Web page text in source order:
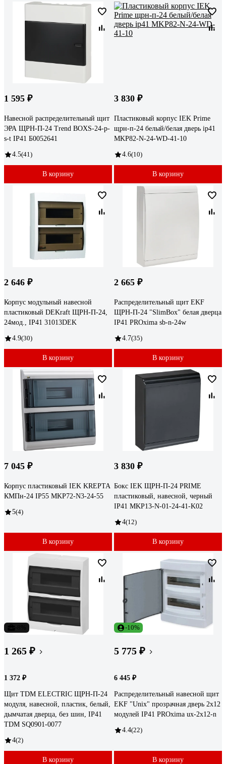
1 595 ₽
Навесной распределительный щит
ЭРА ЩРН-П-24 Trend BOXS-24-p-
s-t IP41 Б0052641
4.5(41)
В корзину
3 830 ₽
Пластиковый корпус IEK Prime
щрн-п-24 белый/белая дверь ip41
MKP82-N-24-WD-41-10
4.6(10)
В корзину
2 646 ₽
Корпус модульный навесной
пластиковый DEKraft ЩРН-П-24,
24мод., IP41 31013DEK
4.9(30)
В корзину
2 665 ₽
Распределительный щит EKF
ЩРН-П-24 "SlimBox" белая дверца
IP41 PROxima sb-n-24w
4.7(35)
В корзину
7 045 ₽
Корпус пластиковый IEK KREPTA
КМПн-24 IP55 MKP72-N3-24-55
5(4)
В корзину
3 830 ₽
Бокс IEK ЩРН-П-24 PRIME
пластиковый, навесной, черный
IP41 MKP13-N-01-24-41-K02
4(12)
В корзину
1 265 ₽
1 372 ₽
Щит TDM ELECTRIC ЩРН-П-24
модуля, навесной, пластик, белый,
дымчатая дверца, без шин, IP41
TDM SQ0901-0077
4(2)
В корзину
-10%
5 775 ₽
6 445 ₽
Распределительный навесной щит
EKF "Unix" прозрачная дверь 2х12
модулей IP41 PROxima ux-2x12-n
4.4(22)
В корзину